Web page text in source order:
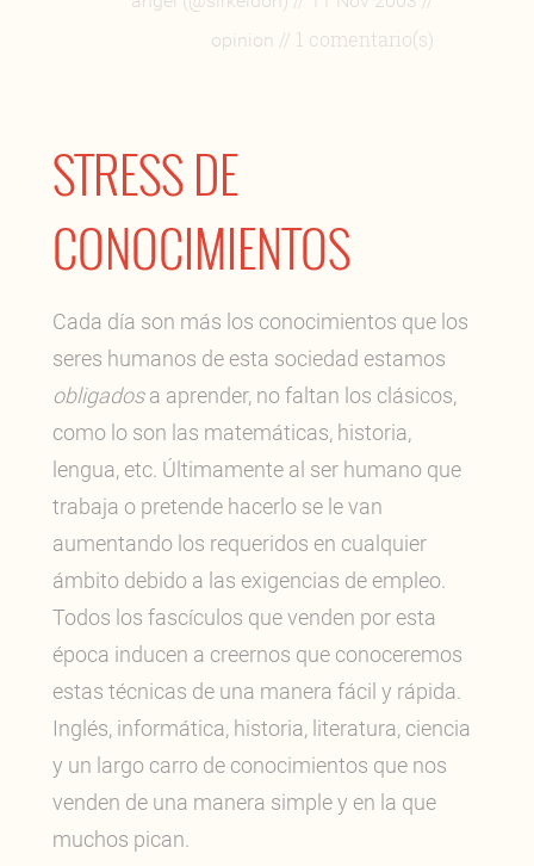
opinion // 1 comentario(s)
STRESS DE
CONOCIMIENTOS
Cada día son más los conocimientos que los
seres humanos de esta sociedad estamos
obligadosa aprender, no faltan los clásicos,
como lo son las matemáticas, historia,
lengua, etc. Últimamente al ser humano que
trabaja o pretende hacerlo se le van
aumentando los requeridos en cualquier
ámbito debido a las exigencias de empleo.
Todos los fascículos que venden por esta
época inducen a creernos que conoceremos
estas técnicas de una manera fácil y rápida.
Inglés, informática, historia, literatura, ciencia
y un largo carro de conocimientos que nos
venden de una manera simple y en la que
muchos pican.